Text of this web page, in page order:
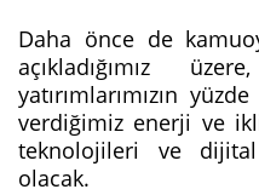
Daha önce de
açıkladığımız
yatırımlarımızın
verdiğimiz enerji ve
teknolojileri ve
olacak.